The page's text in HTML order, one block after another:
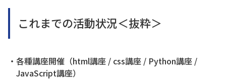
これまでの活動状況＜抜粋＞
・各種講座開催（html講座 / css講座 / Python講座 /
JavaScript講座）